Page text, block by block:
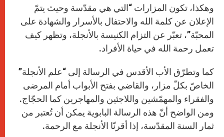
وهكذا، تكون المزارات “التي هي مقدّسة وحيث يتمّ
الإعلان عن كلمة الله والاحتفال بالأسرار والشهادة على
المحبّة”، تعبّر عن التزام الكنيسة بالأنجلة، وتظهر كيف
تعمل رحمة الله في حياة الأفراد.
كما وتطرّق الأب الأقدس في الرسالة إلى “علم الأنجلة”
الخاصّ بكلّ مزار، والقاضي بفتح الأبواب أمام المرضى
والفقراء والمهمّشين واللاجئين والمهاجرين كما الحجّاج.
ومن الواضح أنّ هذه الرسالة البابوية يمكن أن تُعتبر من
ثمار السنة المقدّسة، إذا أقرنّا الأنجلة مع الرحمة.